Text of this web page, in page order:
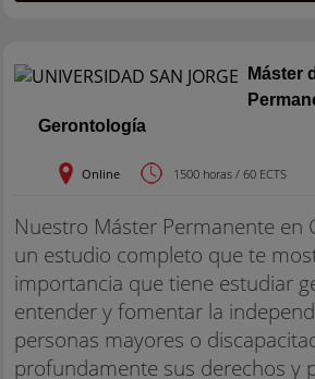
Máster
Gerontología
Online 1500 horas / 60 ECTS
Nuestro Máster Permanente en
un estudio completo que te
importancia que tiene estudiar
entender y fomentar la
personas mayores o
profundamente sus derechos y